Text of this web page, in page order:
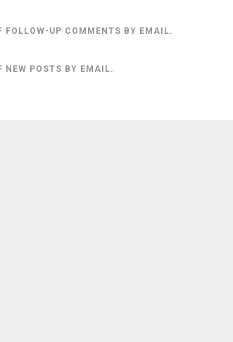
FOLLOW-UP COMMENTS BY EMAIL.
NEW POSTS BY EMAIL.